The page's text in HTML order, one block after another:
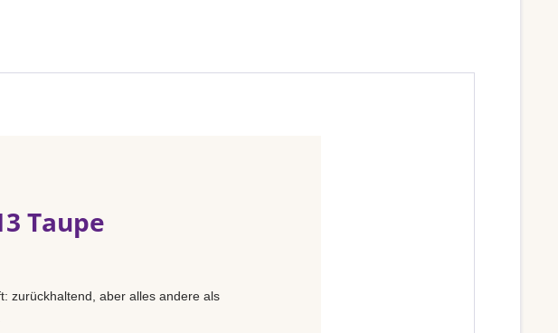
Taupe
zurückhaltend, aber alles andere als